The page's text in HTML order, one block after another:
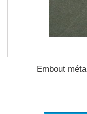
Embout